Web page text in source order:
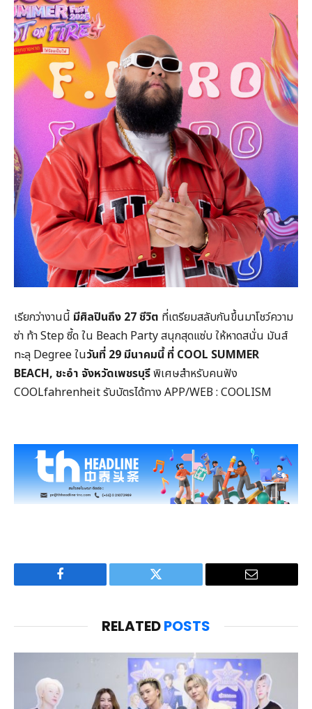
เรียกว่างานนี้ มีศิลปินถึง 27 ชีวิต ที่เตรียมสลับกันขึ้นมาโชว์ความ
ซ่า ท้าStepซี้ด ใน Beach Partyสนุกสุดแซ่บ ให้หาดสนั่น มันส์
ทะลุ Degreeในวันที่ 29 มีนาคมนี้ ที่ COOL SUMMER
BEACH, ชะอำ จังหวัดเพชรบุรีพิเศษสำหรับคนฟัง
COOLfahrenheitรับบัตรได้ทาง APP/WEB : COOLISM
Facebook Twitter Email
RELATEDPOSTS